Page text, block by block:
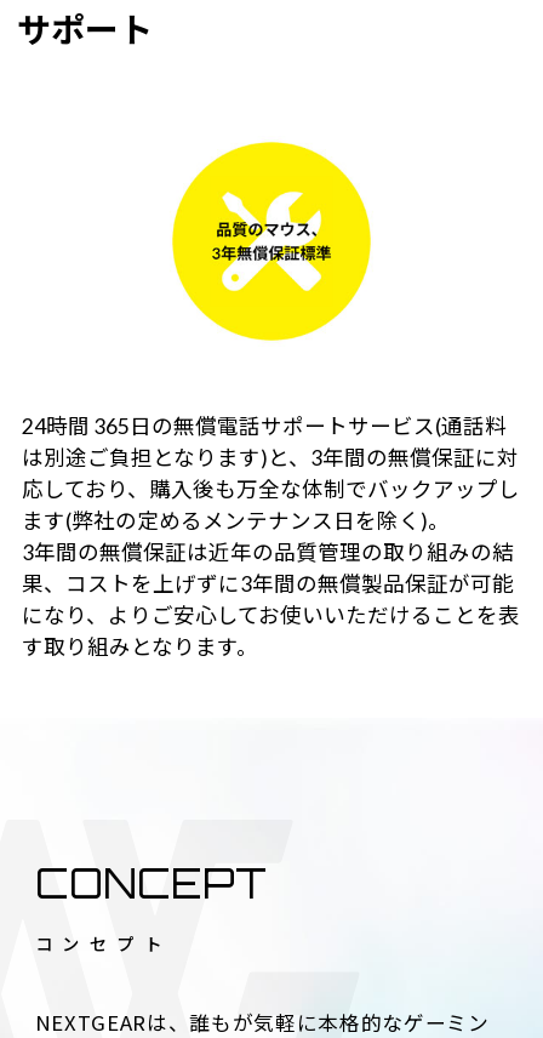
サポート
24時間 365日の無償電話サポートサービス(通話料
は別途ご負担となります)と、3年間の無償保証に対
応しており、購入後も万全な体制でバックアップし
ます(弊社の定めるメンテナンス日を除く)。
3年間の無償保証は近年の品質管理の取り組みの結
果、コストを上げずに3年間の無償製品保証が可能
になり、よりご安心してお使いいただけることを表
す取り組みとなります。
CONCEPT
コンセプト
NEXTGEARは、誰もが気軽に本格的なゲーミン